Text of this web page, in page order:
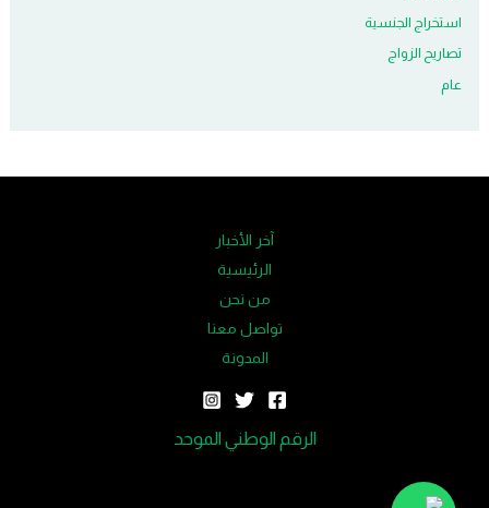
استخراج الجنسية
تصاريح الزواج
عام
آخر الأخبار
الرئيسية
من نحن
تواصل معنا
المدونة
الرقم الوطني الموحد